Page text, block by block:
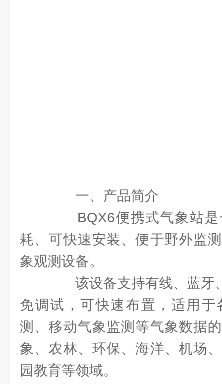
一、产品简介
BQX6便携式气象站是
耗、可快速安装、便于野外监
象观测设备。
该设备支持有线、蓝牙
免调试，可快速布置，适用
测、移动气象监测等气象数据
象、农林、环保、海洋、机场
园教育等领域。